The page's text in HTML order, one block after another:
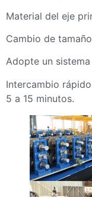
Material del eje
Cambio de
Adopte un
Intercambio
5 a 15 minutos.